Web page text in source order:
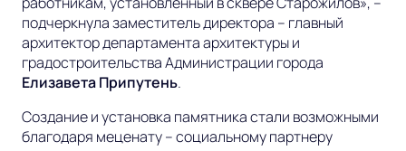
подчеркнула заместитель директора – главный
архитектор департамента архитектуры и
градостроительства Администрации города
Елизавета Припутень.
Создание и установка памятника стали возможными
благодаря меценату – социальному партнеру